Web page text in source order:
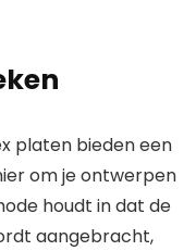
platen bieden een
om je ontwerpen
houdt in dat de
aangebracht,